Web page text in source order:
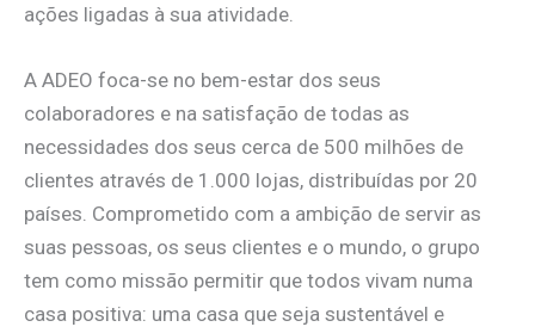
ações ligadas à sua atividade.
A ADEO foca-se no bem-estar dos seus
colaboradores e na satisfação de todas as
necessidades dos seus cerca de 500 milhões de
clientes através de 1.000 lojas, distribuídas por 20
países. Comprometido com a ambição de servir as
suas pessoas, os seus clientes e o mundo, o grupo
tem como missão permitir que todos vivam numa
casa positiva: uma casa que seja sustentável e